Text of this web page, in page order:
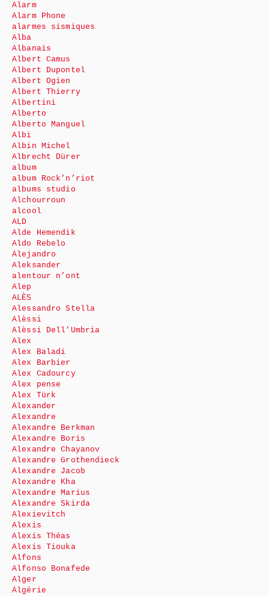
Alarm
Alarm Phone
alarmes sismiques
Alba
Albanais
Albert Camus
Albert Dupontel
Albert Ogien
Albert Thierry
Albertini
Alberto
Alberto Manguel
Albi
Albin Michel
Albrecht Dürer
album
album Rock’n’riot
albums studio
Alchourroun
alcool
ALD
Alde Hemendik
Aldo Rebelo
Alejandro
Aleksander
alentour n’ont
Alep
ALÈS
Alessandro Stella
Alèssi
Alèssi Dell’Umbria
Alex
Alex Baladi
Alex Barbier
Alex Cadourcy
Alex pense
Alex Türk
Alexander
Alexandre
Alexandre Berkman
Alexandre Boris
Alexandre Chayanov
Alexandre Grothendieck
Alexandre Jacob
Alexandre Kha
Alexandre Marius
Alexandre Skirda
Alexievitch
Alexis
Alexis Théas
Alexis Tiouka
Alfons
Alfonso Bonafede
Alger
Algérie